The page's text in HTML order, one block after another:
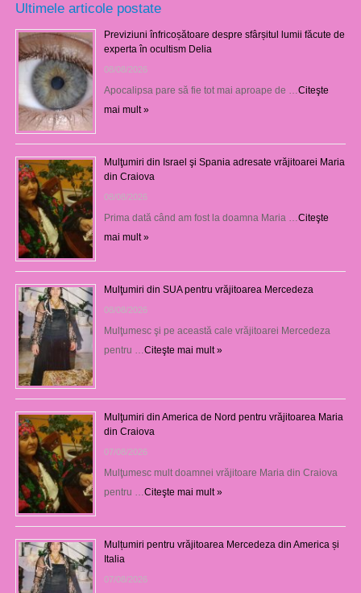
Ultimele articole postate
Previziuni înfricoșătoare despre sfârșitul lumii făcute de
experta în ocultism Delia
08/08/2026
Apocalipsa pare să fie tot mai aproape de … Citeşte
mai mult »
Mulţumiri din Israel şi Spania adresate vrăjitoarei Maria
din Craiova
08/08/2026
Prima dată când am fost la doamna Maria … Citeşte
mai mult »
Mulţumiri din SUA pentru vrăjitoarea Mercedeza
08/08/2026
Mulţumesc şi pe această cale vrăjitoarei Mercedeza
pentru … Citeşte mai mult »
Mulţumiri din America de Nord pentru vrăjitoarea Maria
din Craiova
07/08/2026
Mulţumesc mult doamnei vrăjitoare Maria din Craiova
pentru … Citeşte mai mult »
Mulțumiri pentru vrăjitoarea Mercedeza din America și
Italia
07/08/2026